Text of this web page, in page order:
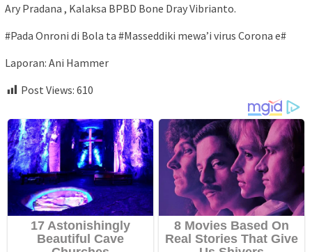
Ary Pradana , Kalaksa BPBD Bone Dray Vibrianto.
#Pada Onroni di Bola ta #Masseddiki mewa’i virus Corona e#
Laporan: Ani Hammer
Post Views: 610